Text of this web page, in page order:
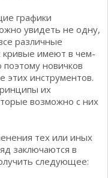
графики
увидеть не одну,
различные
имеют в чем-
новичков
этих инструментов.
их
возможно с них
тех или иных
заключаются в
следующее: